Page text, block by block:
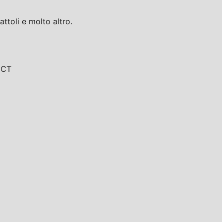
e molto altro.